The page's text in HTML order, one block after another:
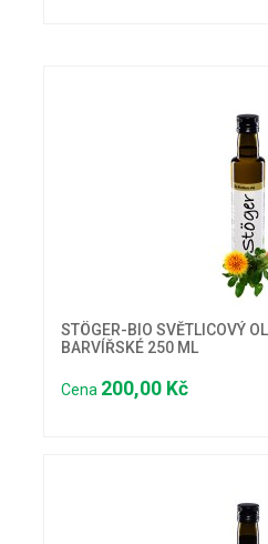
STÖGER-BIO SVĚTLICOVÝ
BARVÍŘSKÉ 250 ML
Cena 200,00 Kč